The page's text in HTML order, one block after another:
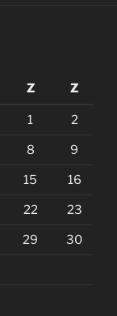
Z Z
1 2
8 9
15 16
22 23
29 30